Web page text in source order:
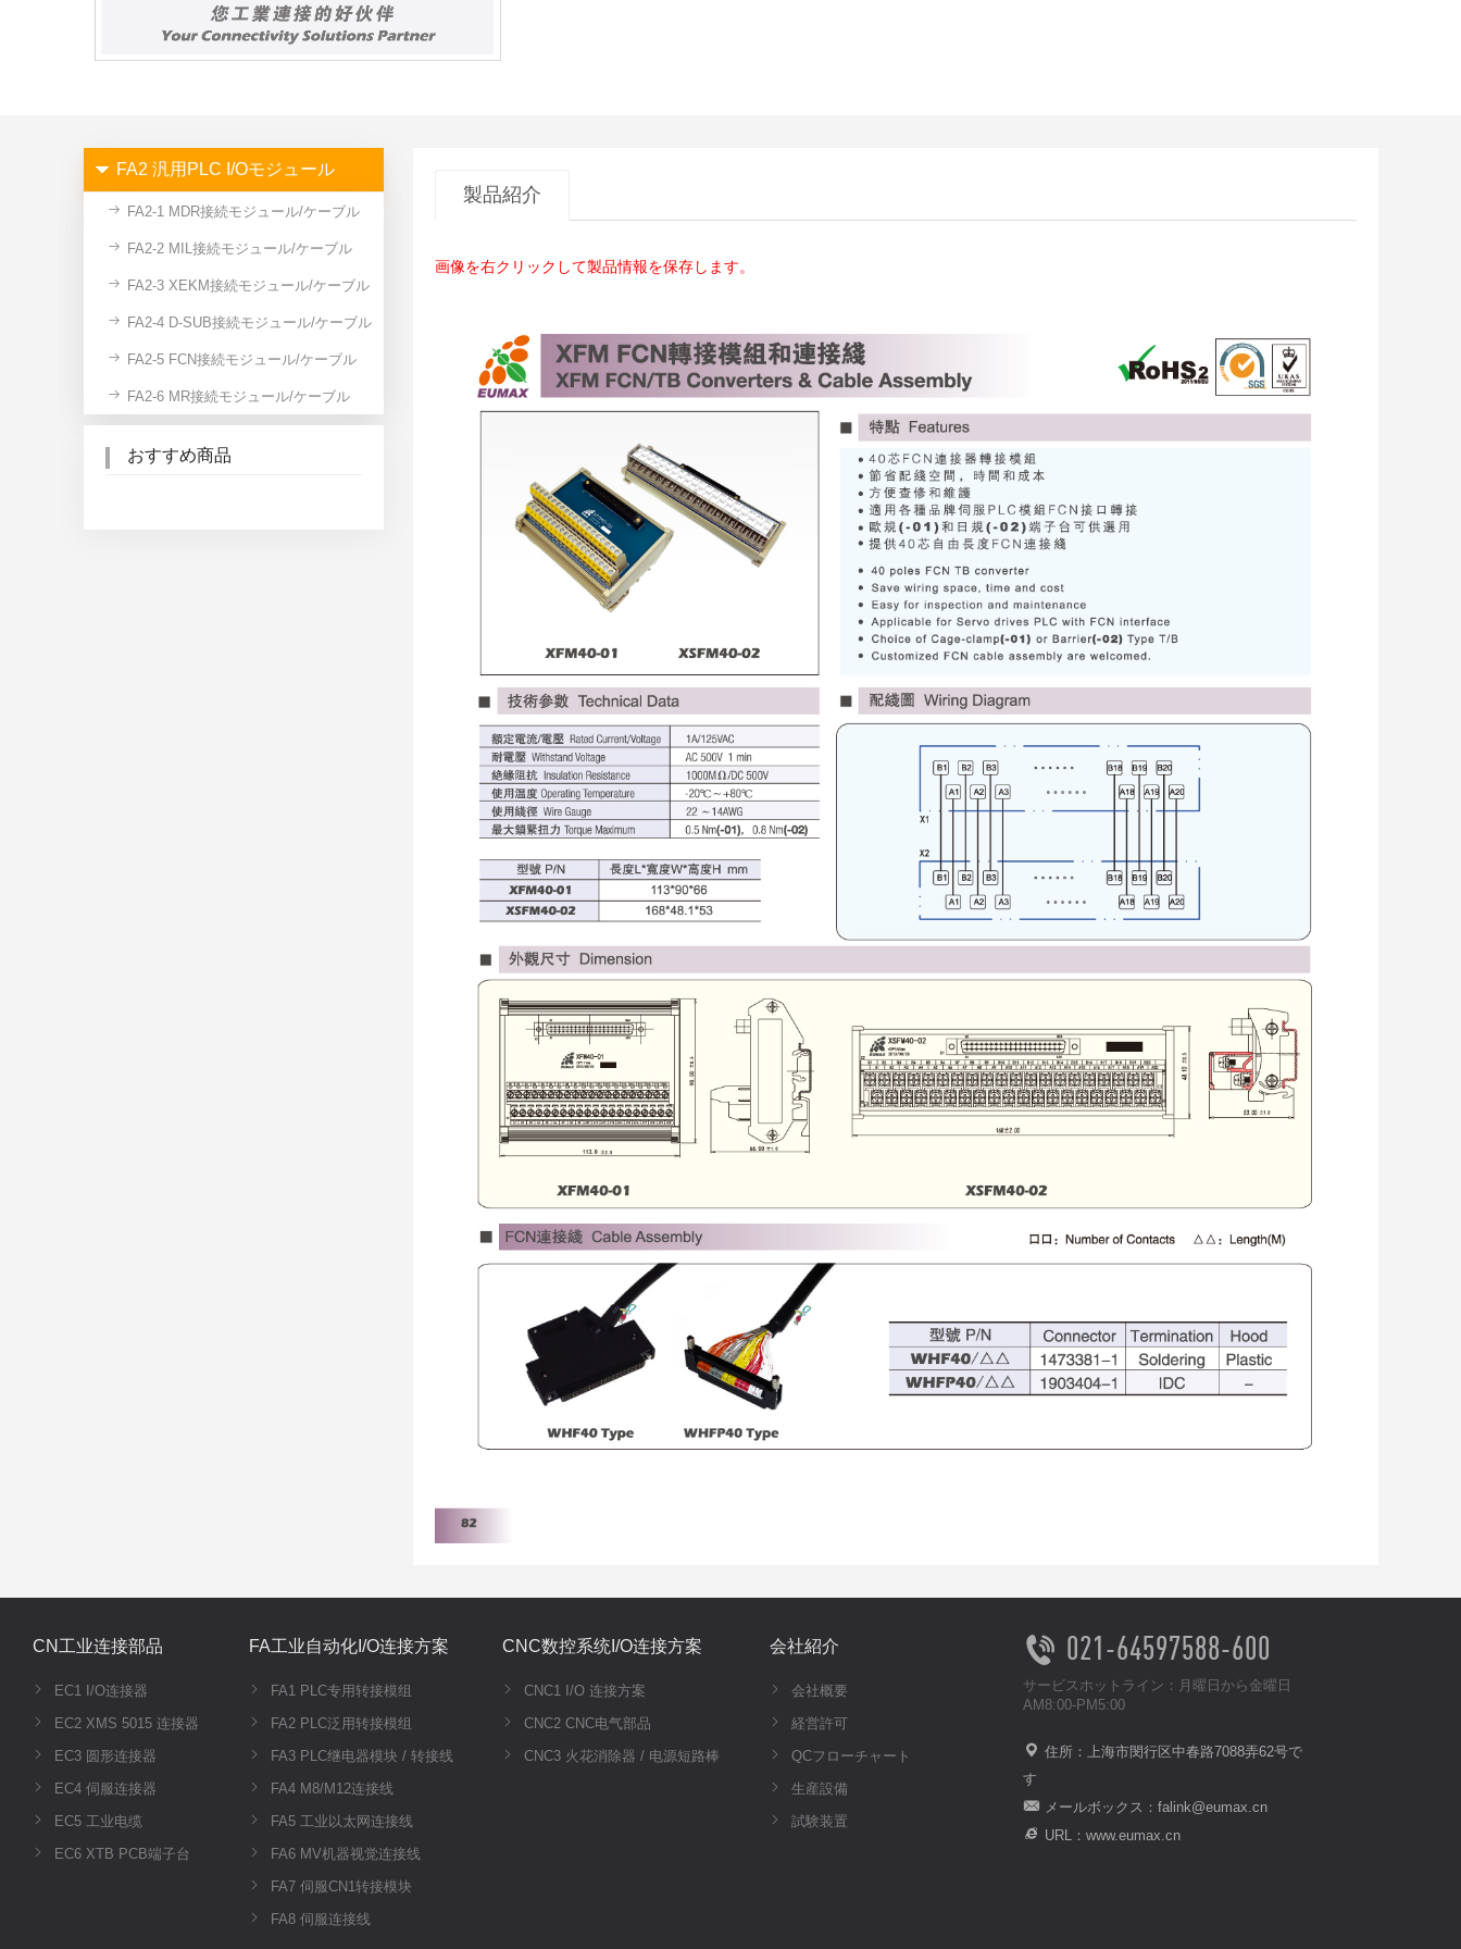
FA2 汎用PLC I/Oモジュール
FA2-1 MDR接続モジュール/ケーブル
FA2-2 MIL接続モジュール/ケーブル
FA2-3 XEKM接続モジュール/ケーブル
FA2-4 D-SUB接続モジュール/ケーブル
FA2-5 FCN接続モジュール/ケーブル
FA2-6 MR接続モジュール/ケーブル
おすすめ商品
製品紹介
画像を右クリックして製品情報を保存します。
CN工业连接部品
EC1 I/O连接器
EC2 XMS 5015 连接器
EC3 圆形连接器
EC4 伺服连接器
EC5 工业电缆
EC6 XTB PCB端子台
FA工业自动化I/O连接方案
FA1 PLC专用转接模组
FA2 PLC泛用转接模组
FA3 PLC继电器模块 / 转接线
FA4 M8/M12连接线
FA5 工业以太网连接线
FA6 MV机器视觉连接线
FA7 伺服CN1转接模块
FA8 伺服连接线
CNC数控系统I/O连接方案
CNC1 I/O 连接方案
CNC2 CNC电气部品
CNC3 火花消除器 / 电源短路棒
会社紹介
会社概要
経営許可
QCフローチャート
生産設備
試験装置
021-64597588-600
サービスホットライン：月曜日から金曜日
AM8:00-PM5:00
住所：上海市閔行区中春路7088弄62号で
す
メールボックス：falink@eumax.cn
URL：www.eumax.cn